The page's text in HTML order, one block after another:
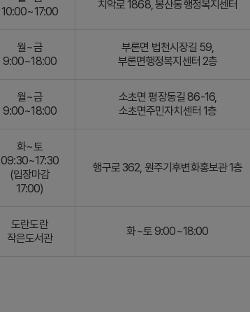
10:00~17:00
치악로 1868, 봉산동행정복지센터
월~금
9:00~18:00
부론면 법천시장길 59,
부론면행정복지센터 2층
월~금
9:00~18:00
소초면 평장동길 86-16,
소초면주민자치센터 1층
화~토
09:30~17:30
(입장마감
17:00)
행구로 362, 원주기후변화홍보관 1층
도란도란
작은도서관
화~토 9:00~18:00